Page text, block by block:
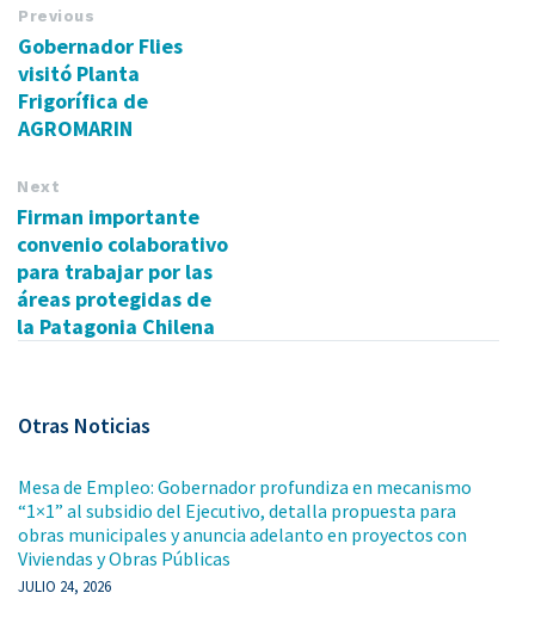
Previous
Gobernador Flies
visitó Planta
Frigorífica de
AGROMARIN
Next
Firman importante
convenio colaborativo
para trabajar por las
áreas protegidas de
la Patagonia Chilena
Otras Noticias
Mesa de Empleo: Gobernador profundiza en mecanismo
“1×1” al subsidio del Ejecutivo, detalla propuesta para
obras municipales y anuncia adelanto en proyectos con
Viviendas y Obras Públicas
JULIO 24, 2026